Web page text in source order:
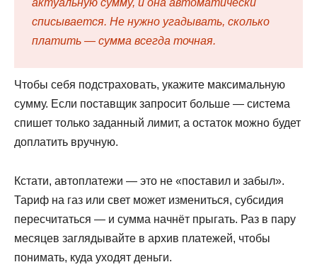
актуальную сумму, и она автоматически
списывается. Не нужно угадывать, сколько
платить — сумма всегда точная.
Чтобы себя подстраховать, укажите максимальную
сумму. Если поставщик запросит больше — система
спишет только заданный лимит, а остаток можно будет
доплатить вручную.
Кстати, автоплатежи — это не «поставил и забыл».
Тариф на газ или свет может измениться, субсидия
пересчитаться — и сумма начнёт прыгать. Раз в пару
месяцев заглядывайте в архив платежей, чтобы
понимать, куда уходят деньги.